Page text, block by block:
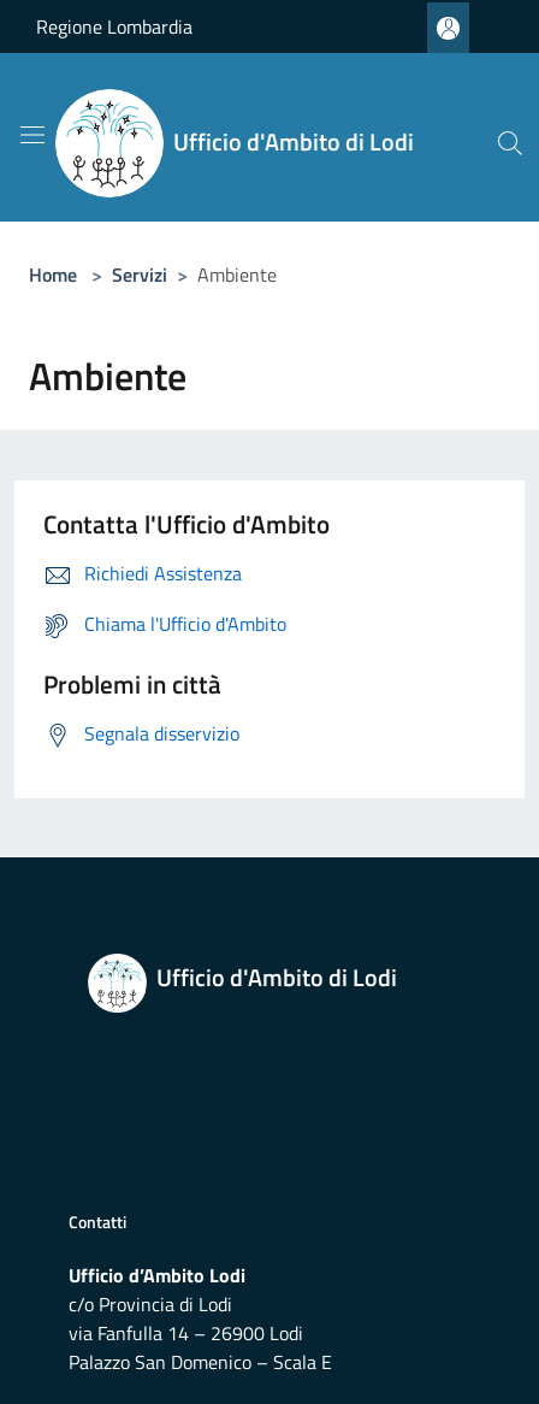
Salta al contenuto principale
Regione Lombardia
Ufficio d'Ambito di Lodi
Home > Servizi > Ambiente
Ambiente
Contatta l'Ufficio d'Ambito
Richiedi Assistenza
Chiama l'Ufficio d'Ambito
Problemi in città
Segnala disservizio
Ufficio d'Ambito di Lodi
Contatti
Ufficio d’Ambito Lodi
c/o Provincia di Lodi
via Fanfulla 14 – 26900 Lodi
Palazzo San Domenico – Scala E